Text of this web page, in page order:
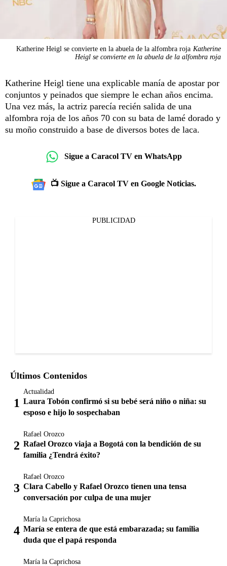
Katherine Heigl se convierte en la abuela de la alfombra roja Katherine
Heigl se convierte en la abuela de la alfombra roja
Katherine Heigl tiene una explicable manía de apostar por
conjuntos y peinados que siempre le echan años encima.
Una vez más, la actriz parecía recién salida de una
alfombra roja de los años 70 con su bata de lamé dorado y
su moño construido a base de diversos botes de laca.
Sigue a Caracol TV en WhatsApp
📺 Sigue a Caracol TV en Google Noticias.
PUBLICIDAD
Últimos Contenidos
Actualidad
Laura Tobón confirmó si su bebé será niño o niña: su
esposo e hijo lo sospechaban
Rafael Orozco
Rafael Orozco viaja a Bogotá con la bendición de su
familia ¿Tendrá éxito?
Rafael Orozco
Clara Cabello y Rafael Orozco tienen una tensa
conversación por culpa de una mujer
María la Caprichosa
María se entera de que está embarazada; su familia
duda que el papá responda
María la Caprichosa